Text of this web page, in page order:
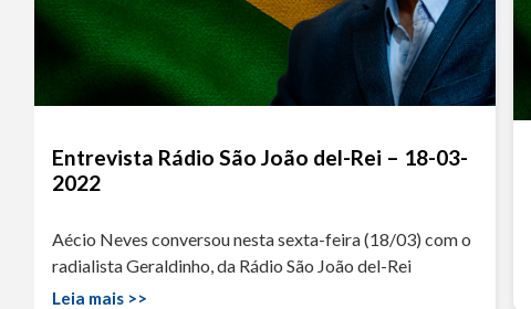
Entrevista Rádio São João del-Rei – 18-03-
2022
Aécio Neves conversou nesta sexta-feira (18/03) com o
radialista Geraldinho, da Rádio São João del-Rei
Leia mais >>